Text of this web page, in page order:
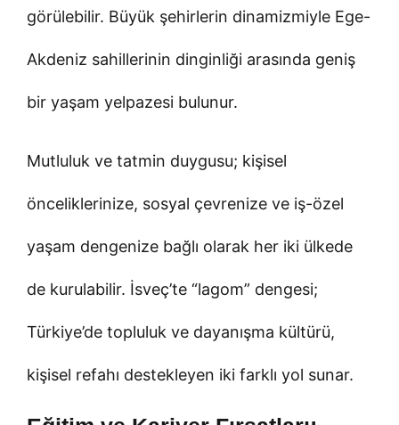
görülebilir. Büyük şehirlerin dinamizmiyle Ege-
Akdeniz sahillerinin dinginliği arasında geniş
bir yaşam yelpazesi bulunur.
Mutluluk ve tatmin duygusu; kişisel
önceliklerinize, sosyal çevrenize ve iş-özel
yaşam dengenize bağlı olarak her iki ülkede
de kurulabilir. İsveç’te “lagom” dengesi;
Türkiye’de topluluk ve dayanışma kültürü,
kişisel refahı destekleyen iki farklı yol sunar.